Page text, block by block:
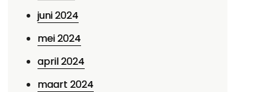
juni 2024
mei 2024
april 2024
maart 2024